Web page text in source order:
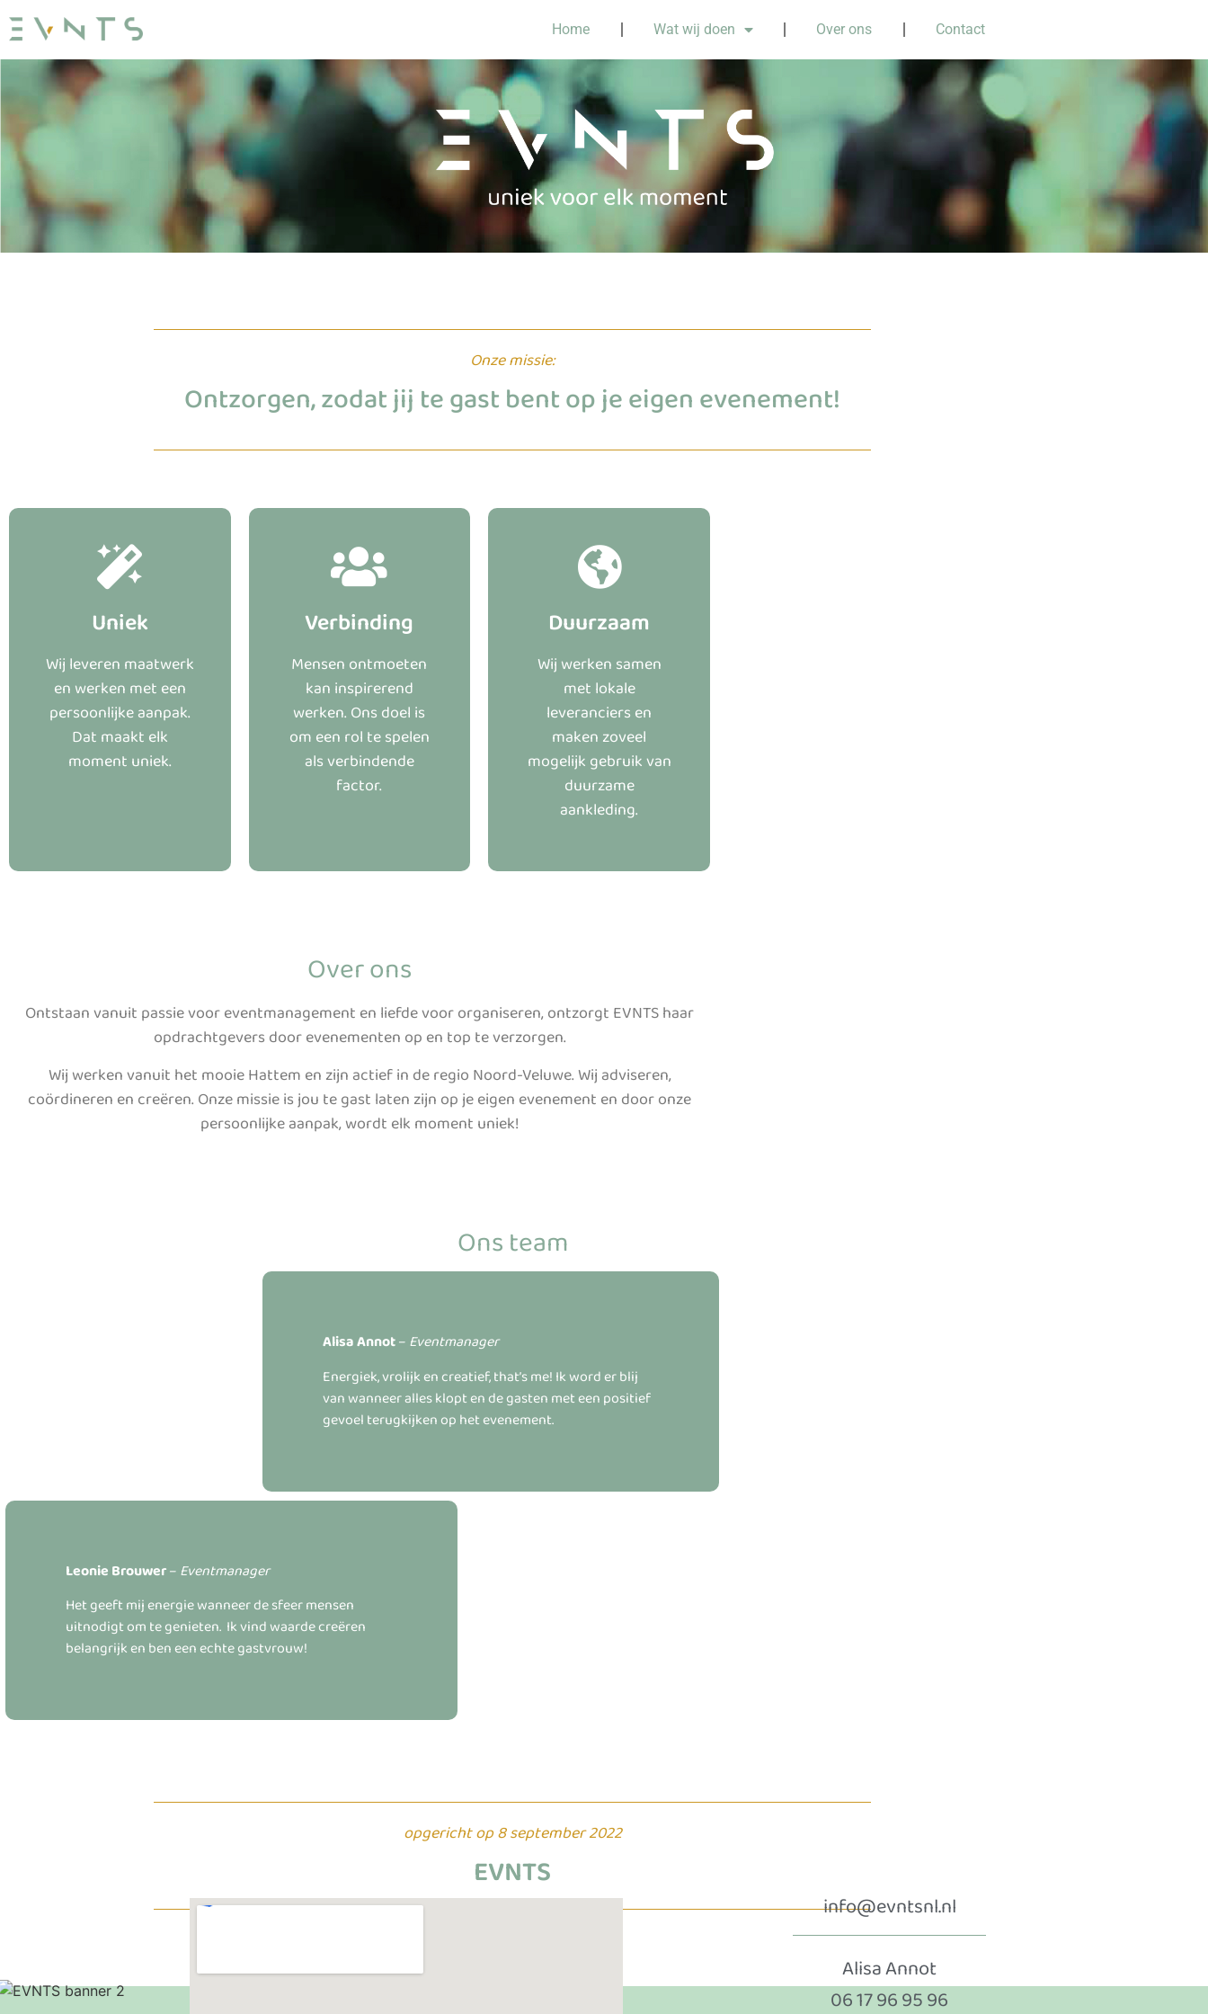
Home Wat wij doen Over ons Contact
Onze missie:
Ontzorgen, zodat jij te gast bent op je eigen evenement!
Uniek
Wij leveren maatwerk
en werken met een
persoonlijke aanpak.
Dat maakt elk
moment uniek.
Verbinding
Mensen ontmoeten
kan inspirerend
werken. Ons doel is
om een rol te spelen
als verbindende
factor.
Duurzaam
Wij werken samen
met lokale
leveranciers en
maken zoveel
mogelijk gebruik van
duurzame
aankleding.
Over ons
Ontstaan vanuit passie voor eventmanagement en liefde voor organiseren, ontzorgt EVNTS haar
opdrachtgevers door evenementen op en top te verzorgen.
Wij werken vanuit het mooie Hattem en zijn actief in de regio Noord-Veluwe.Wij adviseren,
coördineren en creëren. Onze missie is jou te gast laten zijn op je eigen evenement en door onze
persoonlijke aanpak, wordt elk moment uniek!
Ons team
Alisa Annot– Eventmanager
Energiek, vrolijk en creatief, that’s me! Ik word er blij
van wanneer alles klopt en de gasten met een positief
gevoel terugkijken op het evenement.
Leonie Brouwer– Eventmanager
Het geeft mij energie wanneer de sfeer mensen
uitnodigt om te genieten. Ik vind waarde creëren
belangrijk en ben een echte gastvrouw!
opgericht op 8 september 2022
EVNTS
info@evntsnl.nl
Alisa Annot
06 17 96 95 96